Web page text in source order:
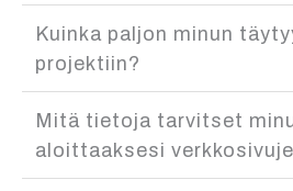
Kuinka paljon minun
projektiin?
Mitä tietoja tarvitset
aloittaaksesi